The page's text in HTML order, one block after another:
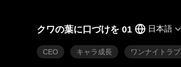
クワの葉に口づけを 01 日本語
CEO キャラ成長 ワンナイトラブ